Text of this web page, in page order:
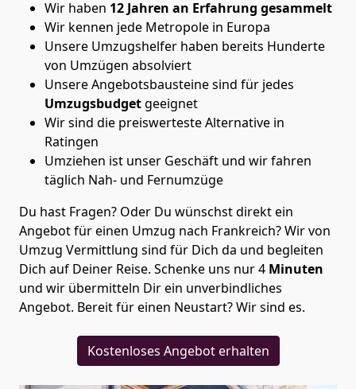
Wir haben 12 Jahren an Erfahrung gesammelt
Wir kennen jede Metropole in Europa
Unsere Umzugshelfer haben bereits Hunderte
von Umzügen absolviert
Unsere Angebotsbausteine sind für jedes
Umzugsbudgetgeeignet
Wir sind die preiswerteste Alternative in
Ratingen
Umziehen ist unser Geschäft und wir fahren
täglich Nah- und Fernumzüge
Du hast Fragen? Oder Du wünschst direkt ein
Angebot für einen Umzug nach Frankreich? Wir von
Umzug Vermittlung sind für Dich da und begleiten
Dich auf Deiner Reise. Schenke uns nur4 Minuten
und wir übermitteln Dir ein unverbindliches
Angebot. Bereit für einen Neustart? Wir sind es.
Kostenloses Angebot erhalten